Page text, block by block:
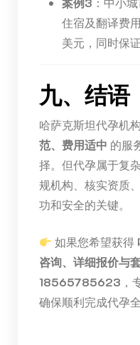
住宿及翻译费
美元，同时保
九、结语
哈萨克斯坦代孕机
范、费用适中 的服
择。但代孕属于复
规机构、核实资质
功和安全的关键。
如果您希望获得
咨询、详细报价与
18565785623 ，
确保顺利完成代孕全